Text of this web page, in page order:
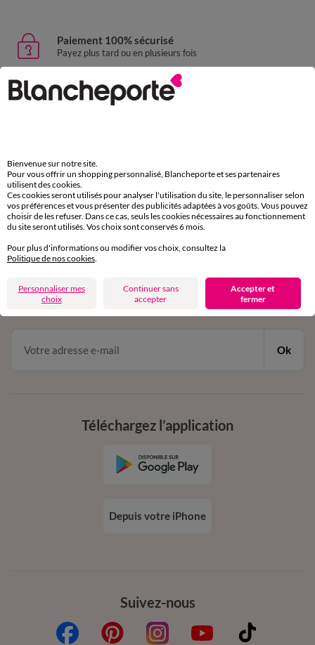
Paiement 100% sécurisé
Payez plus tard ou en plusieurs fois
Livraison express
domicile, relais, consignes automatiques
Service clients
par chat et par téléphone
de 8h00 à 20h00 du lundi au samedi
en vous inscrivant à la newsletter
dès 20€ d’achat
conditions dans votre email de confirmation
Ok
Suivez-nous
Téléchargez l’application
Depuis votre iPhone
Bienvenue sur notre site.
Pour vous offrir un shopping personnalisé, Blancheporte et ses partenaires
utilisent des cookies.
Ces cookies seront utilisés pour analyser l'utilisation du site, le personnaliser selon
vos préférences et vous présenter des publicités adaptées à vos goûts. Vous pouvez
choisir de les refuser. Dans ce cas, seuls les cookies nécessaires au fonctionnement
du site seront utilisés. Vos choix sont conservés 6 mois.
Pour plus d'informations ou modifier vos choix, consultez la
Politique de nos cookies.
Personnaliser mes
choix
Continuer sans
accepter
Accepter et
fermer